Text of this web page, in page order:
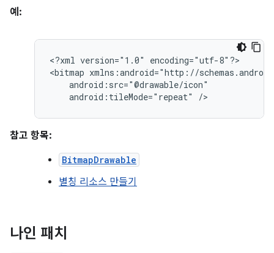
예:
<?xml version="1.0"
encoding="utf-8"?>
<bitmap
android:tileMode="repeat"
/>
참고 항목:
BitmapDrawable
별칭 리소스 만들기
나인 패치